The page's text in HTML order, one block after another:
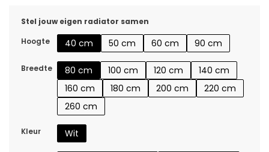
Stel jouw eigen radiator samen
Hoogte
40 cm 50 cm 60 cm 90 cm
Breedte 80 cm 100 cm 120 cm
140 cm
160 cm
180 cm 200 cm
220 cm
260 cm
Kleur Wit